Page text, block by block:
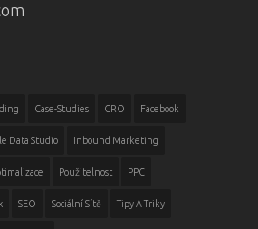
Case-Studies CRO Facebook
Data Studio Inbound Marketing
Použitelnost PPC
SEO Sociální Sítě Tipy A Triky